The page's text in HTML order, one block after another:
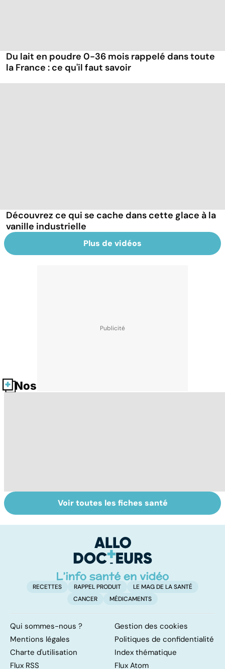
Du lait en poudre 0-36 mois rappelé dans toute
la France : ce qu'il faut savoir
Découvrez ce qui se cache dans cette glace à la
vanille industrielle
Plus de vidéos
Nos fiches santé
Tout savoir sur le
cancer de la
Le TDAH, un
trouble de
ou sans
hyperactivité
Voir toutes les fiches santé
RECETTES RAPPEL PRODUIT
LE MAG DE LA SANTÉ
CANCER
MÉDICAMENTS
Qui sommes-nous ?
Gestion des cookies
Mentions légales
Politiques de confidentialité
Charte d'utilisation
Index thématique
Flux RSS
Flux Atom